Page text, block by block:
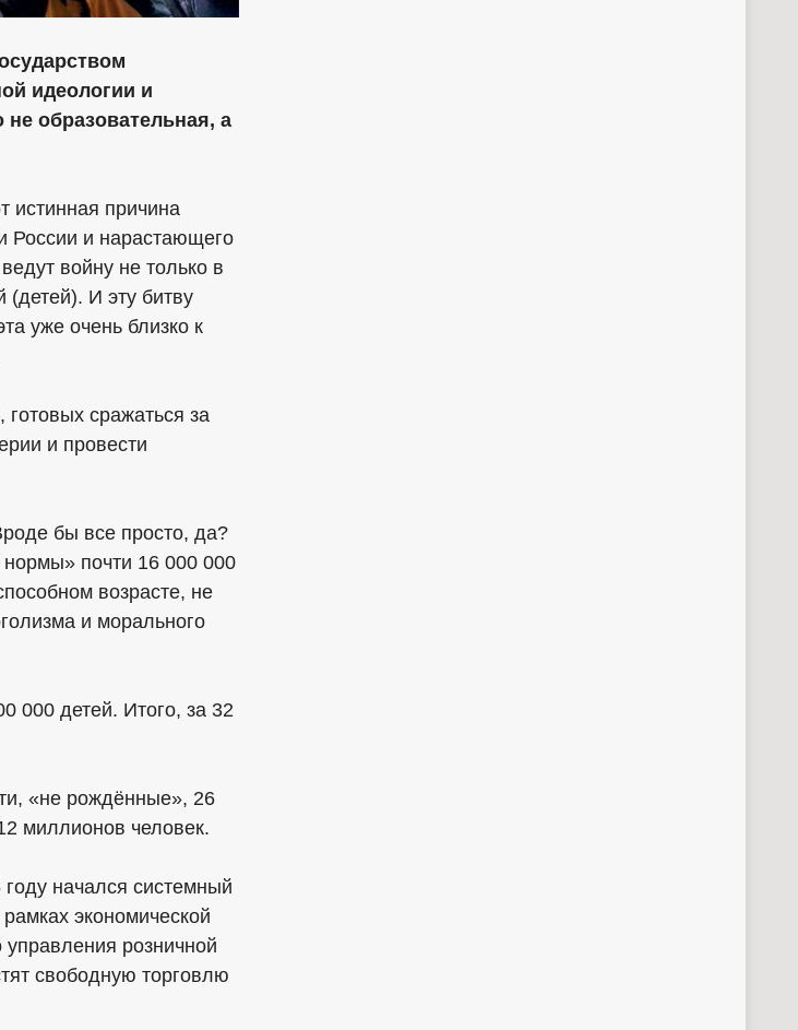
идеологии и
не образовательная, а
истинная причина
России и нарастающего
войну не только в
И эту битву
уже очень близко к
сражаться за
и провести
бы все просто, да?
почти 16 000 000
возрасте, не
и морального
000 детей. Итого, за 32
«не рождённые», 26
миллионов человек.
начался системный
экономической
розничной
свободную торговлю